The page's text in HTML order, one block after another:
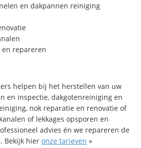
en dakpannen reiniging
en repareren
helpen bij het herstellen van uw
en inspectie, dakgotenreiniging en
nok reparatie en renovatie of
of lekkages opsporen en
advies én we repareren de
Bekijk hieronze tarieven »